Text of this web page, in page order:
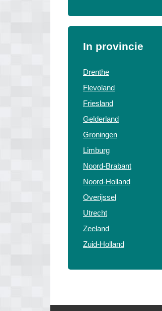
In provincie
Drenthe
Flevoland
Friesland
Gelderland
Groningen
Limburg
Noord-Brabant
Noord-Holland
Overijssel
Utrecht
Zeeland
Zuid-Holland